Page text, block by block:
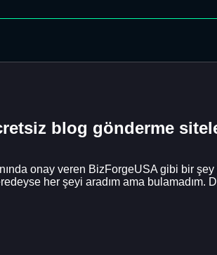
blog gönderme
onay veren BizForgeUSA gibi bir
her şeyi aradım ama bulamadım.